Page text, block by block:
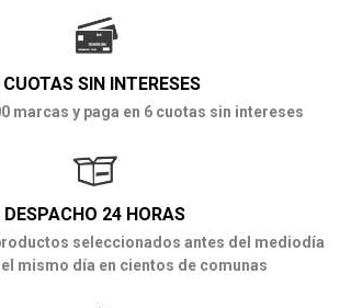
CUOTAS SIN INTERESES
marcas y paga en 6 cuotas sin intereses
DESPACHO 24 HORAS
seleccionados antes del mediodía
mismo día en cientos de comunas